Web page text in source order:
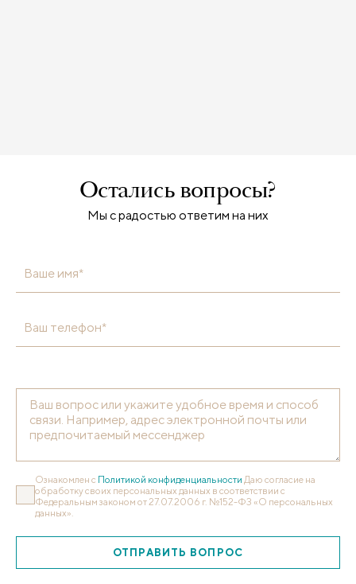
Остались вопросы?
Мы с радостью ответим на них
Ваше имя*
Ваш телефон*
Ознакомлен с Политикой конфиденциальности Даю согласие на
обработку своих персональных данных в соответствии с
Федеральным законом от 27.07.2006 г. №152-ФЗ «О персональных
данных».
ОТПРАВИТЬ ВОПРОС